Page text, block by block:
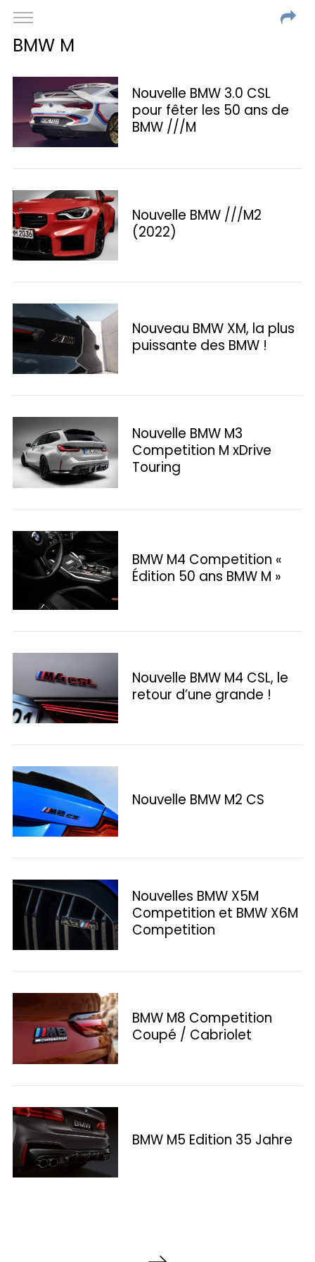
BMW M
Nouvelle BMW 3.0 CSL
pour fêter les 50 ans de
BMW ///M
Nouvelle BMW ///M2
(2022)
Nouveau BMW XM, la plus
puissante des BMW !
Nouvelle BMW M3
Competition M xDrive
Touring
BMW M4 Competition «
Édition 50 ans BMW M »
Nouvelle BMW M4 CSL, le
retour d’une grande !
Nouvelle BMW M2 CS
Nouvelles BMW X5M
Competition et BMW X6M
Competition
BMW M8 Competition
Coupé / Cabriolet
BMW M5 Edition 35 Jahre
S
e
a
r
c
f